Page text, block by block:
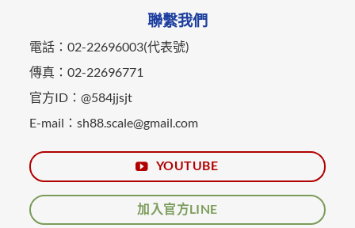
聯繫我們
電話：02-22696003(代表號)
傳真：02-22696771
官方ID：@584jjsjt
E-mail：sh88.scale@gmail.com
YOUTUBE
加入官方LINE